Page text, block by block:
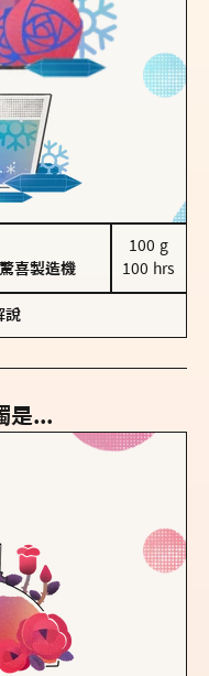
驚喜製造機
100 g
100 hrs
說
是...